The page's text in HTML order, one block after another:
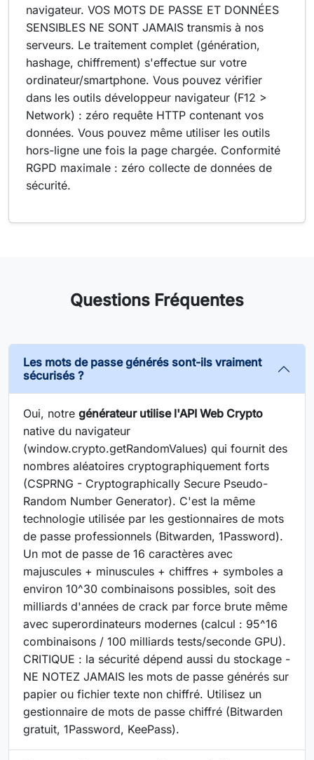
navigateur. VOS MOTS DE PASSE ET DONNÉES
SENSIBLES NE SONT JAMAIS transmis à nos
serveurs. Le traitement complet (génération,
hashage, chiffrement) s'effectue sur votre
ordinateur/smartphone. Vous pouvez vérifier
dans les outils développeur navigateur (F12 >
Network) : zéro requête HTTP contenant vos
données. Vous pouvez même utiliser les outils
hors-ligne une fois la page chargée. Conformité
RGPD maximale : zéro collecte de données de
sécurité.
Questions Fréquentes
Les mots de passe générés sont-ils vraiment
sécurisés ?
Oui, notre générateur utilise l'API Web Crypto
native du navigateur
(window.crypto.getRandomValues) qui fournit des
nombres aléatoires cryptographiquement forts
(CSPRNG - Cryptographically Secure Pseudo-
Random Number Generator). C'est la même
technologie utilisée par les gestionnaires de mots
de passe professionnels (Bitwarden, 1Password).
Un mot de passe de 16 caractères avec
majuscules + minuscules + chiffres + symboles a
environ 10^30 combinaisons possibles, soit des
milliards d'années de crack par force brute même
avec superordinateurs modernes (calcul : 95^16
combinaisons / 100 milliards tests/seconde GPU).
CRITIQUE : la sécurité dépend aussi du stockage -
NE NOTEZ JAMAIS les mots de passe générés sur
papier ou fichier texte non chiffré. Utilisez un
gestionnaire de mots de passe chiffré (Bitwarden
gratuit, 1Password, KeePass).